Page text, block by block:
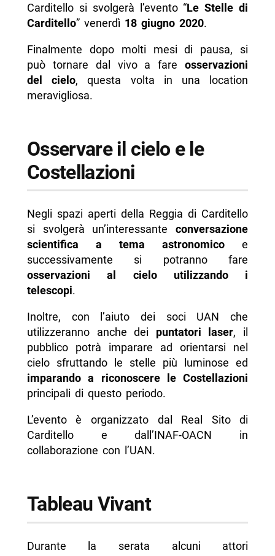
-- Orario
-- Contatti e info
-- Scopri di più da Napolike.it
Carditello si svolgerà l’evento “Le Stelle di
Carditello” venerdì 18 giugno 2020.
Finalmente dopo molti mesi di pausa, si
può tornare dal vivo a fareosservazioni
del cielo, questa volta in una location
meravigliosa.
Osservare il cielo e le
Costellazioni
Negli spazi aperti della Reggia di Carditello
si svolgerà un’interessanteconversazione
scientifica a tema astronomico e
successivamente si potranno fare
osservazioni al cielo utilizzando i
telescopi.
Inoltre, con l’aiuto dei soci UAN che
utilizzeranno anche dei puntatori laser, il
pubblico potrà imparare ad orientarsi nel
cielo sfruttando le stelle più luminose ed
imparando a riconoscere le Costellazioni
principali di questo periodo.
L’evento è organizzato dal Real Sito di
Carditello e dall’INAF-OACN in
collaborazione con l’UAN.
Tableau Vivant
Durante la serata alcuni attori